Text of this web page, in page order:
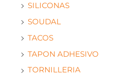
SILICONAS
SOUDAL
TACOS
TAPON ADHESIVO
TORNILLERIA